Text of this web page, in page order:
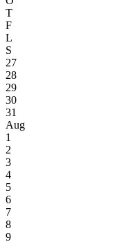
T
F
L
S
27
28
29
30
31
Aug
1
2
3
4
5
6
7
8
9